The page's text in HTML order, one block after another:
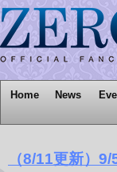
Home News
（8/11更新）